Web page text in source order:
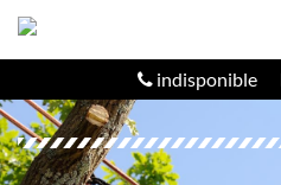
indisponible